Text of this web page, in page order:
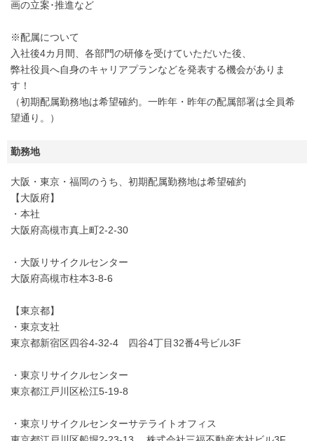
画の立案･推進など
※配属について
入社後4カ月間、各部門の研修を受けていただいた後、
弊社役員へ自身のキャリアプランなどを発表する機会がありま
す！
（初期配属勤務地は希望確約。一昨年・昨年の配属部署は全員希
望通り。）
勤務地
大阪・東京・福岡のうち、初期配属勤務地は希望確約
【大阪府】
・本社
大阪府高槻市真上町2-2-30
・大阪リサイクルセンター
大阪府高槻市柱本3-8-6
【東京都】
・東京支社
東京都新宿区四谷4-32-4 四谷4丁目32番4号ビル3F
・東京リサイクルセンター
東京都江戸川区松江5-19-8
・東京リサイクルセンターサテライトオフィス